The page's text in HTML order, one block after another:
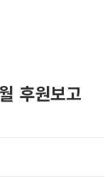
후원보고